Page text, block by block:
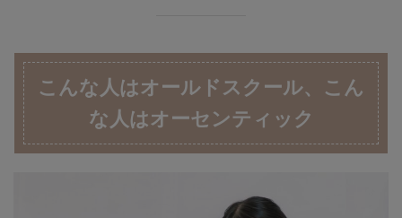
こんな人はオールドスクール、こん
な人はオーセンティック